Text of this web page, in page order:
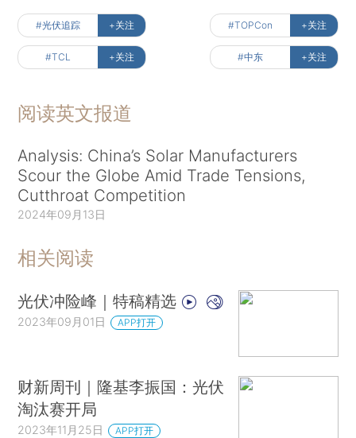
#光伏追踪 +关注 #TOPCon +关注
#TCL +关注 #中东 +关注
阅读英文报道
Analysis: China’s Solar Manufacturers
Scour the Globe Amid Trade Tensions,
Cutthroat Competition
2024年09月13日
相关阅读
光伏冲险峰｜特稿精选
2023年09月01日 APP打开
财新周刊｜隆基李振国：光伏
淘汰赛开局
2023年11月25日 APP打开